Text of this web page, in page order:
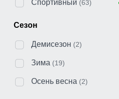
Спортивный (63)
Сезон
Демисезон (2)
Зима (19)
Осень весна (2)